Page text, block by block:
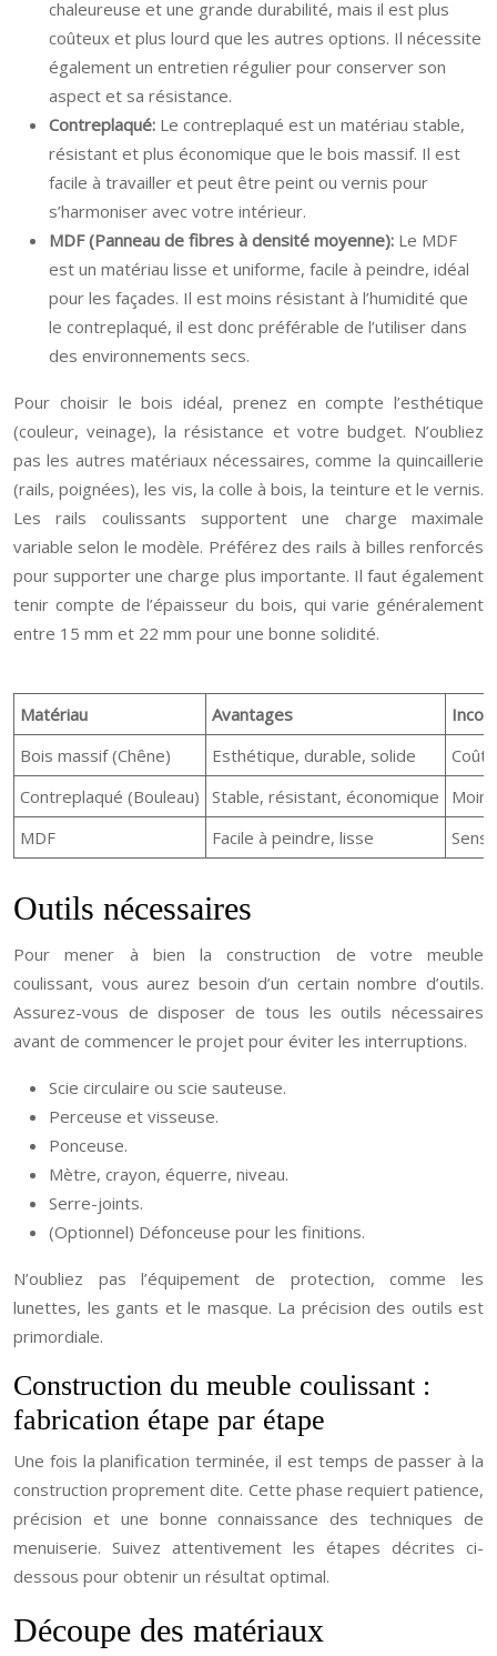
chaleureuse et une grande durabilité, mais il est plus
coûteux et plus lourd que les autres options. Il nécessite
également un entretien régulier pour conserver son
aspect et sa résistance.
Contreplaqué: Le contreplaqué est un matériau stable,
résistant et plus économique que le bois massif. Il est
facile à travailler et peut être peint ou vernis pour
s’harmoniser avec votre intérieur.
MDF (Panneau de fibres à densité moyenne): Le MDF
est un matériau lisse et uniforme, facile à peindre, idéal
pour les façades. Il est moins résistant à l’humidité que
le contreplaqué, il est donc préférable de l’utiliser dans
des environnements secs.
Pour choisir le bois idéal, prenez en compte l’esthétique
(couleur, veinage), la résistance et votre budget. N’oubliez
pas les autres matériaux nécessaires, comme la quincaillerie
(rails, poignées), les vis, la colle à bois, la teinture et le vernis.
Les rails coulissants supportent une charge maximale
variable selon le modèle. Préférez des rails à billes renforcés
pour supporter une charge plus importante. Il faut également
tenir compte de l’épaisseur du bois, qui varie généralement
entre 15 mm et 22 mm pour une bonne solidité.
Matériau Avantages
Bois massif (Chêne)
Esthétique, durable, solide
Contreplaqué (Bouleau) Stable, résistant, économique
MDF
Facile à peindre, lisse
Outils nécessaires
Pour mener à bien la construction de votre meuble
coulissant, vous aurez besoin d’un certain nombre d’outils.
Assurez-vous de disposer de tous les outils nécessaires
avant de commencer le projet pour éviter les interruptions.
Scie circulaire ou scie sauteuse.
Perceuse et visseuse.
Ponceuse.
Mètre, crayon, équerre, niveau.
Serre-joints.
(Optionnel) Défonceuse pour les finitions.
N’oubliez pas l’équipement de protection, comme les
lunettes, les gants et le masque. La précision des outils est
primordiale.
Construction du meuble coulissant :
fabrication étape par étape
Une fois la planification terminée, il est temps de passer à la
construction proprement dite. Cette phase requiert patience,
précision et une bonne connaissance des techniques de
menuiserie. Suivez attentivement les étapes décrites ci-
dessous pour obtenir un résultat optimal.
Découpe des matériaux